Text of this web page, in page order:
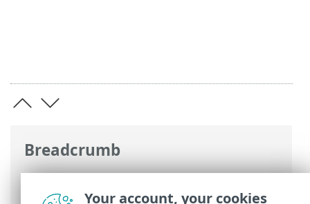
Breadcrumb
Ηλεκτρονική βοήθεια ESET>ESET HOME
Εφαρμογή ESET HOME για κινητές
Your account, your cookies